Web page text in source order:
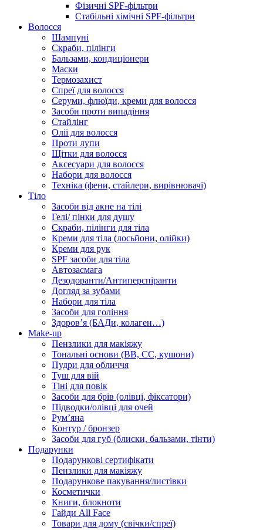
Фізичні SPF-фільтри
Стабільні хімічні SPF-фільтри
Волосся
Шампуні
Скраби, пілінги
Бальзами, кондиціонери
Маски
Термозахист
Спреї для волосся
Серуми, флюїди, креми для волосся
Засоби проти випадіння
Стайлінг
Олії для волосся
Проти лупи
Щітки для волосся
Аксесуари для волосся
Набори для волосся
Техніка (фени, стайлери, вирівнювачі)
Тіло
Засоби від акне на тілі
Гелі/ пінки для душу
Скраби, пілінги для тіла
Креми для тіла (лосьйони, олійки)
Креми для рук
SPF засоби для тіла
Автозасмага
Дезодоранти/Антиперспіранти
Догляд за зубами
Набори для тіла
Засоби для гоління
Здоровʼя (БАДи, колаген…)
Make-up
Пензлики для макіяжу
Тональні основи (BB, CC, кушони)
Пудри для обличчя
Туш для вій
Тіні для повік
Засоби для брів (олівці, фіксатори)
Підводки/олівці для очей
Румʼяна
Контур / бронзер
Засоби для губ (блиски, бальзами, тінти)
Подарунки
Подарункові сертифікати
Пензлики для макіяжу
Подарункове пакування/листівки
Косметички
Книги, блокноти
Гайди All Face
Товари для дому (свічки/спреї)